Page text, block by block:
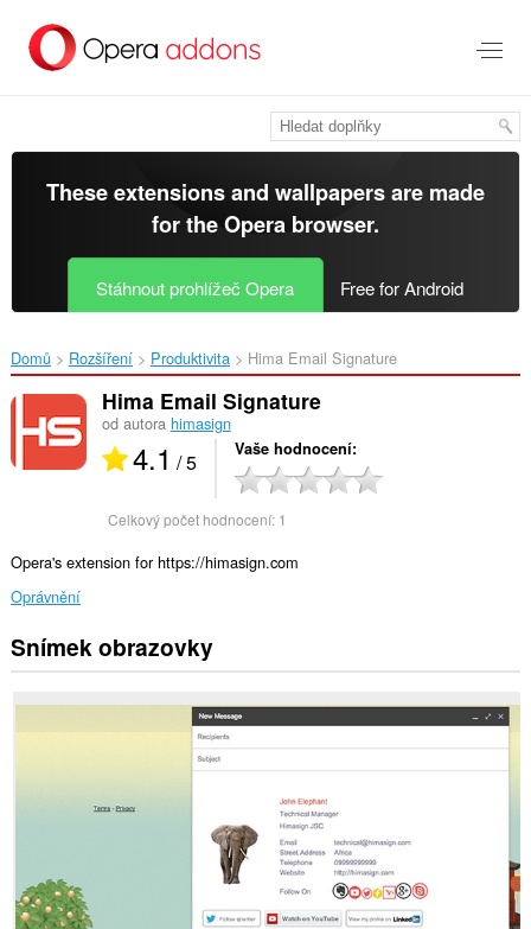
přímo
These extensions and wallpapers are made
for theOpera browser.
Stáhnout prohlížeč Opera Free for Android
Domů Rozšíření Produktivita Hima Email Signature‎
Hima Email Signature
od autora himasign
4.1 / 5 Vaše hodnocení
Celkový počet hodnocení: 1
Opera's extension for https://himasign.com
Oprávnění
Toto
rozšíření
přistupovat
extension
can
create
Snímek obrazovky